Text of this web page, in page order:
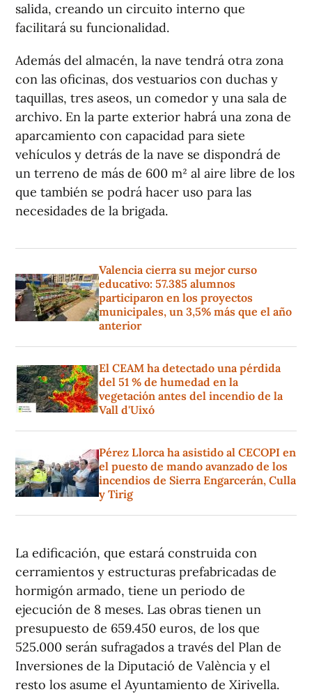
salida, creando un circuito interno que
facilitará su funcionalidad.
Además del almacén, la nave tendrá otra zona
con las oficinas, dos vestuarios con duchas y
taquillas, tres aseos, un comedor y una sala de
archivo. En la parte exterior habrá una zona de
aparcamiento con capacidad para siete
vehículos y detrás de la nave se dispondrá de
un terreno de más de 600 m² al aire libre de los
que también se podrá hacer uso para las
necesidades de la brigada.
Valencia cierra su mejor curso
educativo: 57.385 alumnos
participaron en los proyectos
municipales, un 3,5% más que el año
anterior
El CEAM ha detectado una pérdida
del 51 % de humedad en la
vegetación antes del incendio de la
Vall d'Uixó
Pérez Llorca ha asistido al CECOPI en
el puesto de mando avanzado de los
incendios de Sierra Engarcerán, Culla
y Tirig
La edificación, que estará construida con
cerramientos y estructuras prefabricadas de
hormigón armado, tiene un periodo de
ejecución de 8 meses. Las obras tienen un
presupuesto de 659.450 euros, de los que
525.000 serán sufragados a través del Plan de
Inversiones de la Diputació de València y el
resto los asume el Ayuntamiento de Xirivella.